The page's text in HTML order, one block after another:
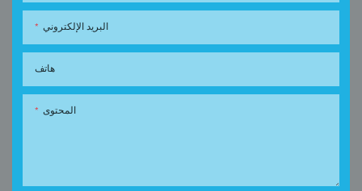
البريد الإلكتروني
هاتف
المحتوى